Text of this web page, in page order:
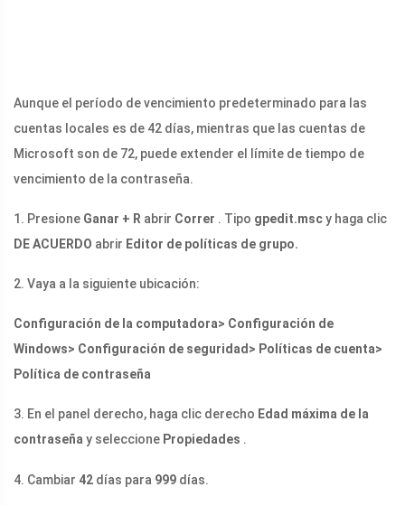
Aunque el período de vencimiento predeterminado para las
cuentas locales es de 42 días, mientras que las cuentas de
Microsoft son de 72, puede extender el límite de tiempo de
vencimiento de la contraseña.
1. Presione Ganar + R abrir Correr . Tipo gpedit.mscy haga clic
DE ACUERDO abrir Editor de políticas de grupo.
2. Vaya a la siguiente ubicación:
Configuración de la computadora> Configuración de
Windows> Configuración de seguridad> Políticas de cuenta>
Política de contraseña
3. En el panel derecho, haga clic derecho Edad máxima de la
contraseña y seleccione Propiedades .
4. Cambiar 42 días para 999 días.